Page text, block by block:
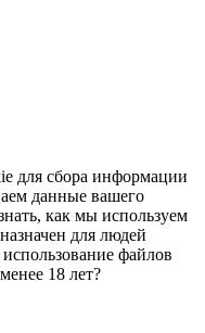
для сбора информации
данные вашего
как мы используем
для людей
файлов
18 лет?